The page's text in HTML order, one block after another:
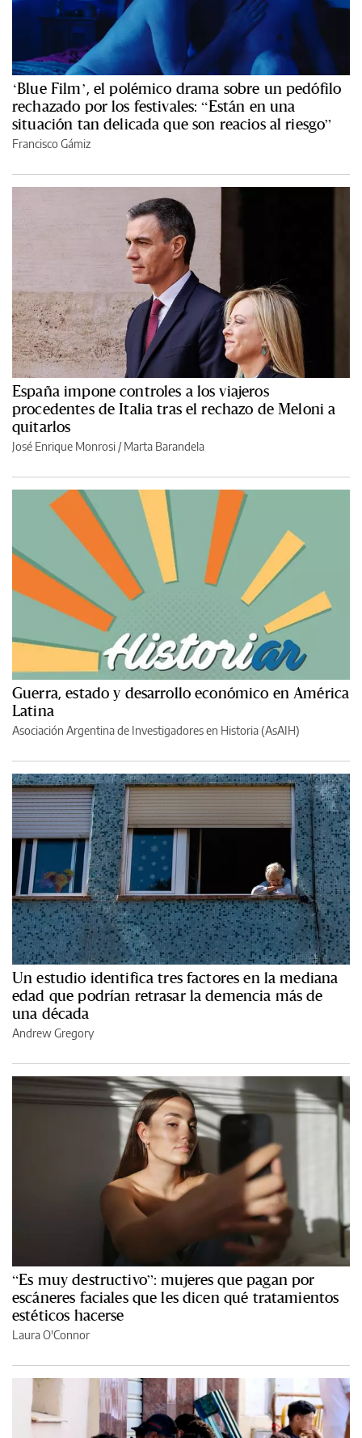
‘Blue Film’, el polémico drama sobre un pedófilo
rechazado por los festivales: “Están en una
situación tan delicada que son reacios al riesgo”
Francisco Gámiz
España impone controles a los viajeros
procedentes de Italia tras el rechazo de Meloni a
quitarlos
José Enrique Monrosi / Marta Barandela
Guerra, estado y desarrollo económico en América
Latina
Asociación Argentina de Investigadores en Historia (AsAIH)
Un estudio identifica tres factores en la mediana
edad que podrían retrasar la demencia más de
una década
Andrew Gregory
“Es muy destructivo”: mujeres que pagan por
escáneres faciales que les dicen qué tratamientos
estéticos hacerse
Laura O'Connor